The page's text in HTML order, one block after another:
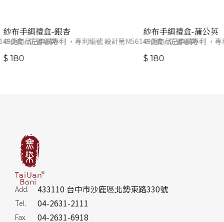
號，仿冒必究。
紗布手絹禮盒-銀杏
※此商品已申請專利 ，專利編號 設計第M561490號，仿冒必究。
$ 180
紗布手絹禮盒-蒲公英
※此商品已申請專利 ，專
$ 180
Add. 433110 台中市沙鹿區北勢東路330號
Tel. 04-2631-2111
Fax. 04-2631-6918